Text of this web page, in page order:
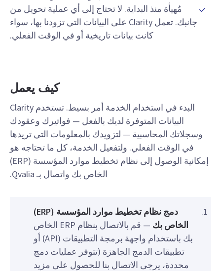
مُهيأة منذ البداية. لا تحتاج إلى أي عملية تحويل من
جانبك. تعمل Clarity على البيانات التي تزودنا بها، سواء
كانت بيانات تاريخية أو في الوقت الفعلي.
كيف يعمل
البدء في استخدام الخدمة أمر بسيط. تستخدم Clarity
البيانات المتوفرة لديك بالفعل — فواتيرك وعقودك
وسجلاتك المحاسبية — لتزويدك بالمعلومات التي تريدها
في الوقت الفعلي. ولتفعيل الخدمة، كل ما تحتاجه هو
إمكانية الوصول إلى نظام تخطيط موارد المؤسسة (ERP)
الخاص بك واتصال بـ Qvalia.
دمج نظام تخطيط موارد المؤسسة (ERP)
الخاص بك
— قم بالاتصال بنظام ERP الخاص
بك باستخدام واجهة برمجة التطبيقات (API) أو
تطبيقات الدمج الجاهزة (تتوفر عمليات دمج
محددة، يرجى الاتصال بنا للحصول على مزيد